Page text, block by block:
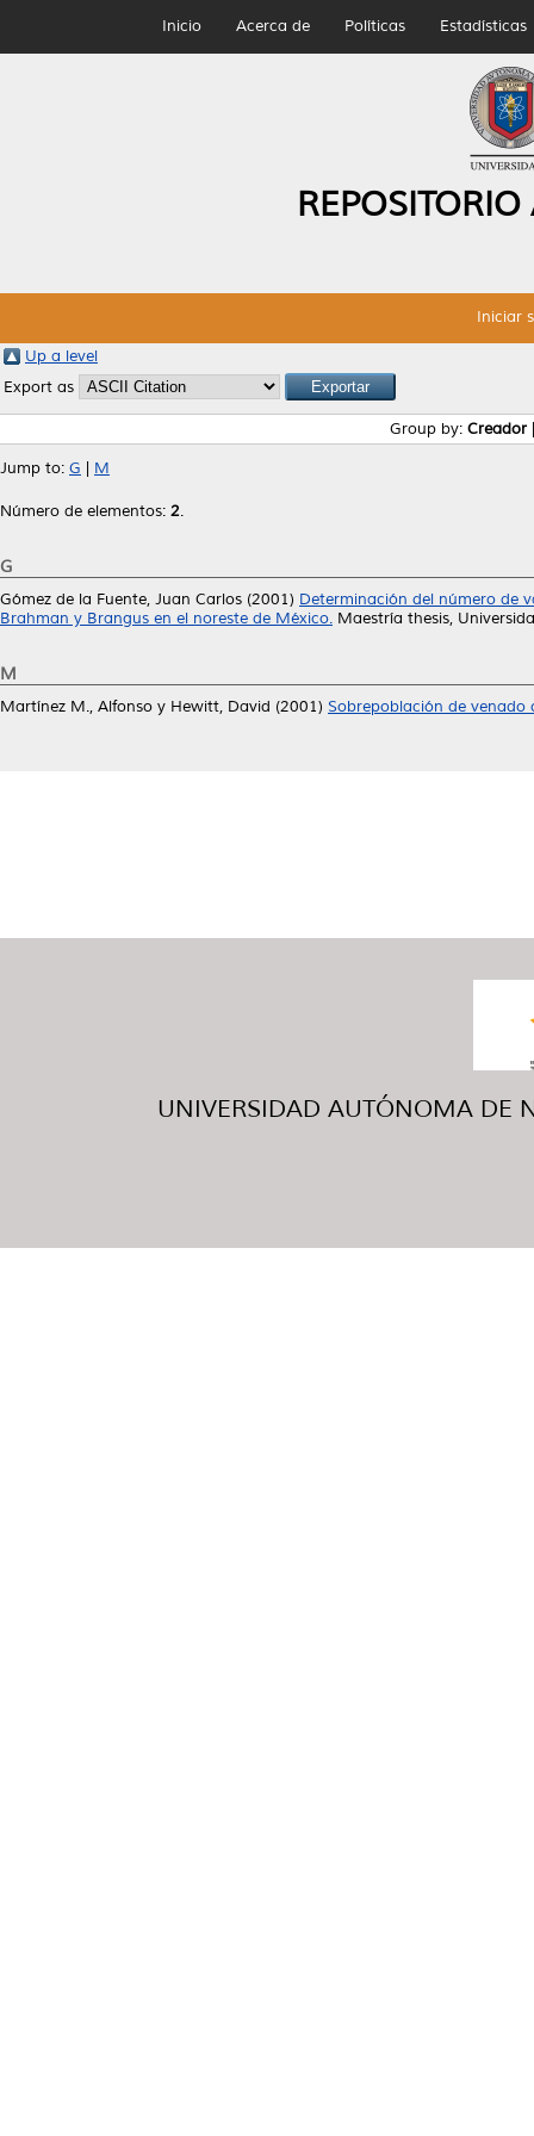
Inicio Acerca de Políticas Estadísticas
Iniciar
Up a level
Export as
Group by: Creador
Jump to: G M
Número de elementos: 2.
G
Gómez de la Fuente, Juan Carlos (2001) Determinación del número de
Brahman y Brangus en el noreste de México. Maestría thesis,
M
Martínez M., Alfonso y Hewitt, David (2001) Sobrepoblación de venado
UNIVERSIDAD AUTÓNOMA DE